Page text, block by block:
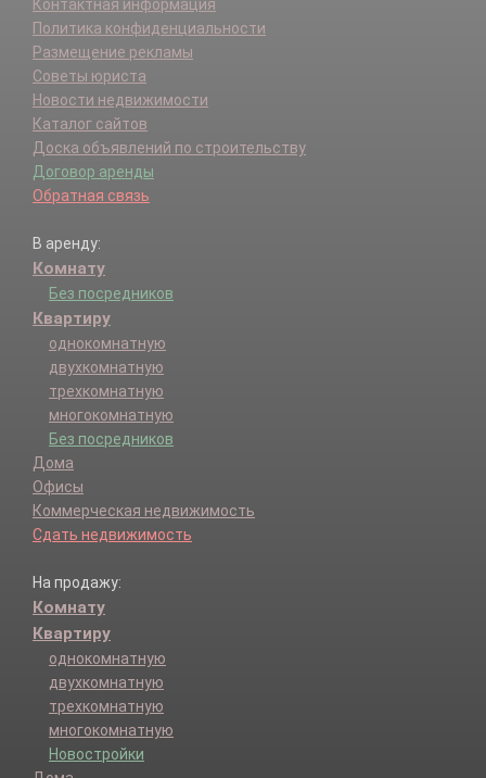
Контактная информация
Политика конфиденциальности
Размещение рекламы
Советы юриста
Новости недвижимости
Каталог сайтов
Доска объявлений по строительству
Договор аренды
Обратная связь
В аренду:
Комнату
Без посредников
Квартиру
однокомнатную
двухкомнатную
трехкомнатную
многокомнатную
Без посредников
Дома
Офисы
Коммерческая недвижимость
Сдать недвижимость
На продажу:
Комнату
Квартиру
однокомнатную
двухкомнатную
трехкомнатную
многокомнатную
Новостройки